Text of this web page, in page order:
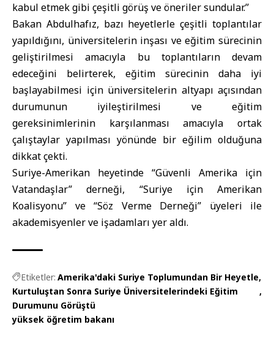
kabul etmek gibi çeşitli görüş ve öneriler sundular.’’
Bakan Abdulhafız, bazı heyetlerle çeşitli toplantılar
yapıldığını, üniversitelerin inşası ve eğitim sürecinin
geliştirilmesi amacıyla bu toplantıların devam
edeceğini belirterek, eğitim sürecinin daha iyi
başlayabilmesi için üniversitelerin altyapı açısından
durumunun iyileştirilmesi ve eğitim
gereksinimlerinin karşılanması amacıyla ortak
çalıştaylar yapılması yönünde bir eğilim olduğuna
dikkat çekti.
Suriye-Amerikan heyetinde “Güvenli Amerika için
Vatandaşlar” derneği, “Suriye için Amerikan
Koalisyonu” ve “Söz Verme Derneği” üyeleri ile
akademisyenler ve işadamları yer aldı.
Etiketler: Amerika'daki Suriye Toplumundan Bir Heyetle
Kurtuluştan Sonra Suriye Üniversitelerindeki Eğitim
Durumunu Görüştü
yüksek öğretim bakanı